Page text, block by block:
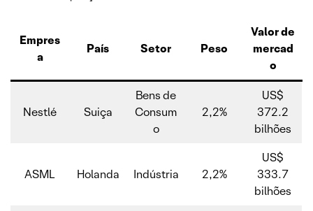
Empres
a
País Setor Peso
Valor de
mercad
o
Nestlé Suiça
Bens de
Consum
o
2,2%
US$
372.2
bilhões
ASML Holanda Indústria 2,2%
US$
333.7
bilhões